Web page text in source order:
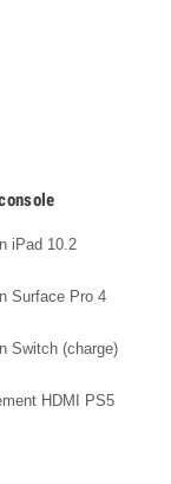
iPad 10.2
Surface Pro 4
Switch (charge)
HDMI PS5